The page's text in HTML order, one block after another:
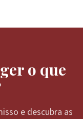
o que
e descubra as